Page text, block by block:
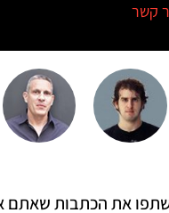
קשר
שתפו את הכתבות